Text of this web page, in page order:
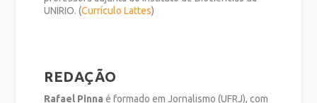
UNIRIO. (Currículo Lattes)
REDAÇÃO
Rafael Pinna é formado em Jornalismo (UFRJ), com